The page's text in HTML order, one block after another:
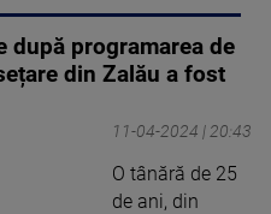
după programarea de
din Zalău a fost
11-04-2024 | 20:43
O tânără de 25
de ani, din